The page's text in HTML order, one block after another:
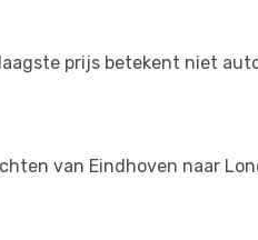
prijs betekent niet
van Eindhoven naar